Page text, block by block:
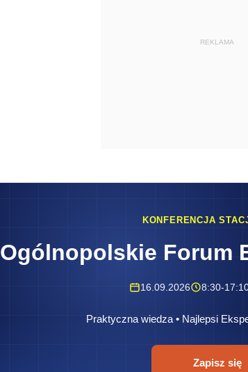
REKLAMA
KONFERENCJA
Ogólnopolskie Forum
16.09.2026 8:30-
Praktyczna wiedza • Najlepsi
Zapisz się